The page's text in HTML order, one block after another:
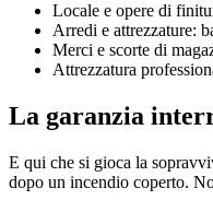
Locale e opere di
Arredi e attrezzature:
Merci e scorte di
Attrezzatura
La garanzia
E qui che si gioca la
dopo un incendio coperto.